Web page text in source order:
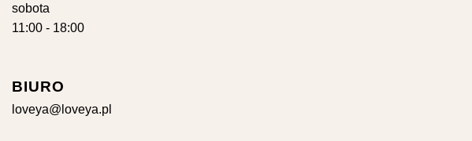
sobota
11:00 - 18:00
BIURO
loveya@loveya.pl